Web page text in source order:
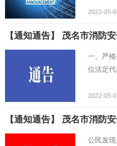
2022-05-
【通知通告】 茂名市消防
一、严
位法定
2022-05-
【通知通告】 茂名市消防
公民发